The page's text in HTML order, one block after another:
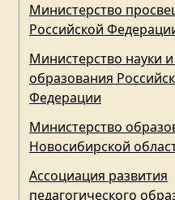
Министерство
Российской
Министерство науки
образования
Федерации
Министерство
Новосибирской
Ассоциация развития
педагогического